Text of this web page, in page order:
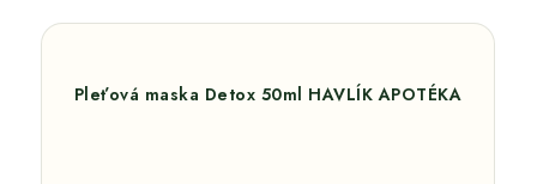
Pleťová maska Detox 50ml HAVLÍK APOTÉKA